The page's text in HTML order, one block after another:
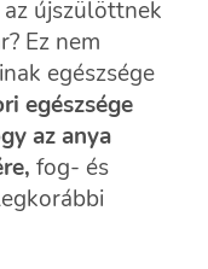
újszülöttnek
Ez nem
egészsége
egészsége
az anya
fog- és